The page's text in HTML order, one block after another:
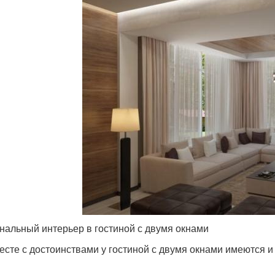
интерьер в гостиной с двумя окнами
с достоинствами у гостиной с двумя окнами имеются и